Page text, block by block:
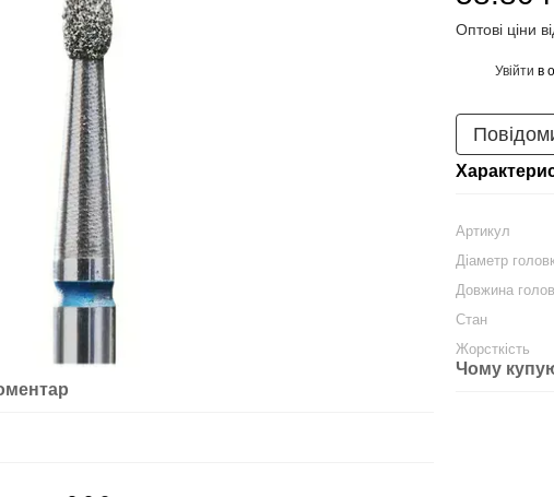
Оптові ціни
Увійти в
Артикул
Діаметр
Довжина
Стан
Жорсткість
Чому